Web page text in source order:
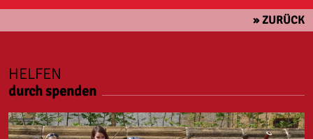
» ZURÜCK
HELFEN
durch spenden